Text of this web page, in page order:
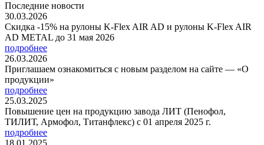
Последние новости
30.03.2026
Скидка -15% на рулоны K-Flex AIR AD и рулоны K-Flex AIR
AD METAL до 31 мая 2026
подробнее
26.03.2026
Приглашаем ознакомиться с новым разделом на сайте — «О
продукции»
подробнее
25.03.2025
Повышение цен на продукцию завода ЛИТ (Пенофол,
ТИЛИТ, Армофол, Титанфлекс) с 01 апреля 2025 г.
подробнее